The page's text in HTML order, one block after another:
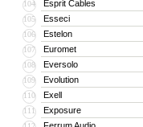
104 Esprit Cables
105 Esseci
106 Estelon
107 Euromet
108 Eversolo
109 Evolution
110 Exell
111 Exposure